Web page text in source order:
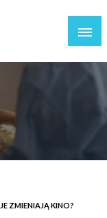
ZMIENIAJĄ KINO?